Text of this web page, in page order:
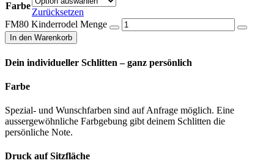
Farbe
Zurücksetzen
FM80 Kinderrodel Menge
In den Warenkorb
Dein individueller Schlitten – ganz persönlich
Farbe
Spezial- und Wunschfarben sind auf Anfrage möglich. Eine
aussergewöhnliche Farbgebung gibt deinem Schlitten die
persönliche Note.
Druck auf Sitzfläche